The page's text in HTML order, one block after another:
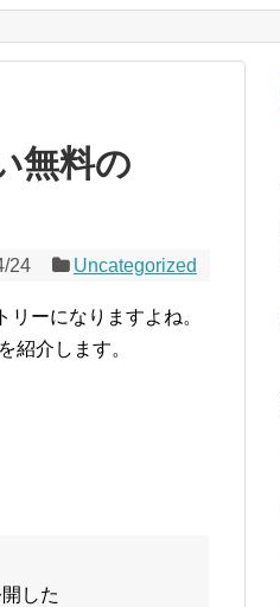
無料の
24 Uncategorized
ーになりますよね。
紹介します。
した